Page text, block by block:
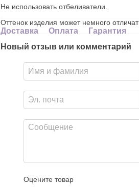
Не использовать отбеливатели.
Оттенок изделия может немного
Доставка Оплата
Гарантия
Новый отзыв или комментарий
Оцените товар